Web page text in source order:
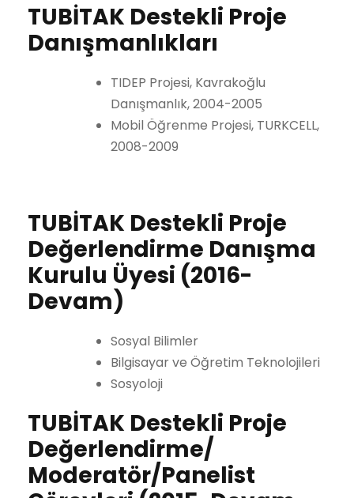
TUBİTAK Destekli Proje
Danışmanlıkları
TIDEP Projesi, Kavrakoğlu
Danışmanlık, 2004-2005
Mobil Öğrenme Projesi, TURKCELL,
2008-2009
TUBİTAK Destekli Proje
Değerlendirme Danışma
Kurulu Üyesi (2016-
Devam)
Sosyal Bilimler
Bilgisayar ve Öğretim Teknolojileri
Sosyoloji
TUBİTAK Destekli Proje
Değerlendirme/
Moderatör/Panelist